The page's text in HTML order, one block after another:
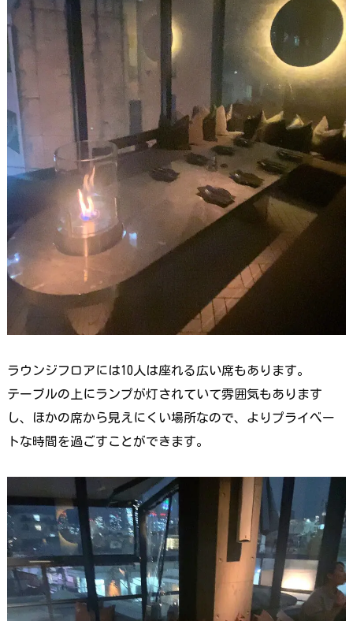
ラウンジフロアには10人は座れる広い席もあります。
テーブルの上にランプが灯されていて雰囲気もあります
し、ほかの席から見えにくい場所なので、よりプライべー
トな時間を過ごすことができます。